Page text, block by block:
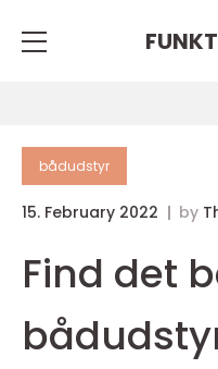
bådudstyr
15. February 2022 by
Find det